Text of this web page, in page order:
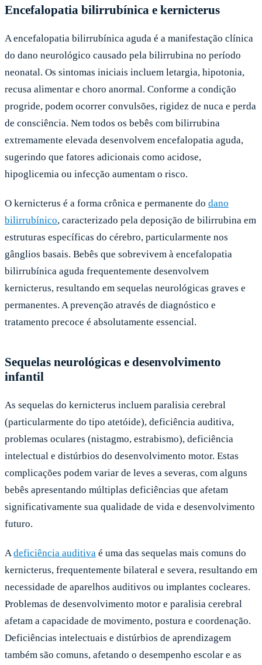
Encefalopatia bilirrubínica e kernicterus
A encefalopatia bilirrubínica aguda é a manifestação clínica
do dano neurológico causado pela bilirrubina no período
neonatal. Os sintomas iniciais incluem letargia, hipotonia,
recusa alimentar e choro anormal. Conforme a condição
progride, podem ocorrer convulsões, rigidez de nuca e perda
de consciência. Nem todos os bebês com bilirrubina
extremamente elevada desenvolvem encefalopatia aguda,
sugerindo que fatores adicionais como acidose,
hipoglicemia ou infecção aumentam o risco.
O kernicterus é a forma crônica e permanente do dano
bilirrubínico, caracterizado pela deposição de bilirrubina em
estruturas específicas do cérebro, particularmente nos
gânglios basais. Bebês que sobrevivem à encefalopatia
bilirrubínica aguda frequentemente desenvolvem
kernicterus, resultando em sequelas neurológicas graves e
permanentes. A prevenção através de diagnóstico e
tratamento precoce é absolutamente essencial.
Sequelas neurológicas e desenvolvimento
infantil
As sequelas do kernicterus incluem paralisia cerebral
(particularmente do tipo atetóide), deficiência auditiva,
problemas oculares (nistagmo, estrabismo), deficiência
intelectual e distúrbios do desenvolvimento motor. Estas
complicações podem variar de leves a severas, com alguns
bebês apresentando múltiplas deficiências que afetam
significativamente sua qualidade de vida e desenvolvimento
futuro.
Adeficiência auditiva é uma das sequelas mais comuns do
kernicterus, frequentemente bilateral e severa, resultando em
necessidade de aparelhos auditivos ou implantes cocleares.
Problemas de desenvolvimento motor e paralisia cerebral
afetam a capacidade de movimento, postura e coordenação.
Deficiências intelectuais e distúrbios de aprendizagem
também são comuns, afetando o desempenho escolar e as